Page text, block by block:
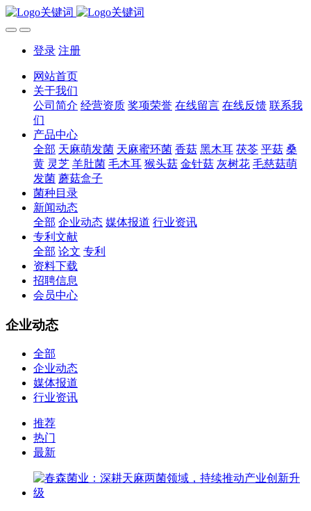
登录 注册
网站首页
关于我们
公司简介 经营资质 奖项荣誉 在线留言 在线反馈 联系我
们
产品中心
全部 天麻萌发菌 天麻蜜环菌 香菇 黑木耳 茯苓 平菇 桑
黄 灵芝 羊肚菌 毛木耳 猴头菇 金针菇 灰树花 毛慈菇萌
发菌 蘑菇盒子
菌种目录
新闻动态
全部 企业动态 媒体报道 行业资讯
专利文献
全部 论文 专利
资料下载
招聘信息
会员中心
企业动态
全部
企业动态
媒体报道
行业资讯
推荐
热门
最新